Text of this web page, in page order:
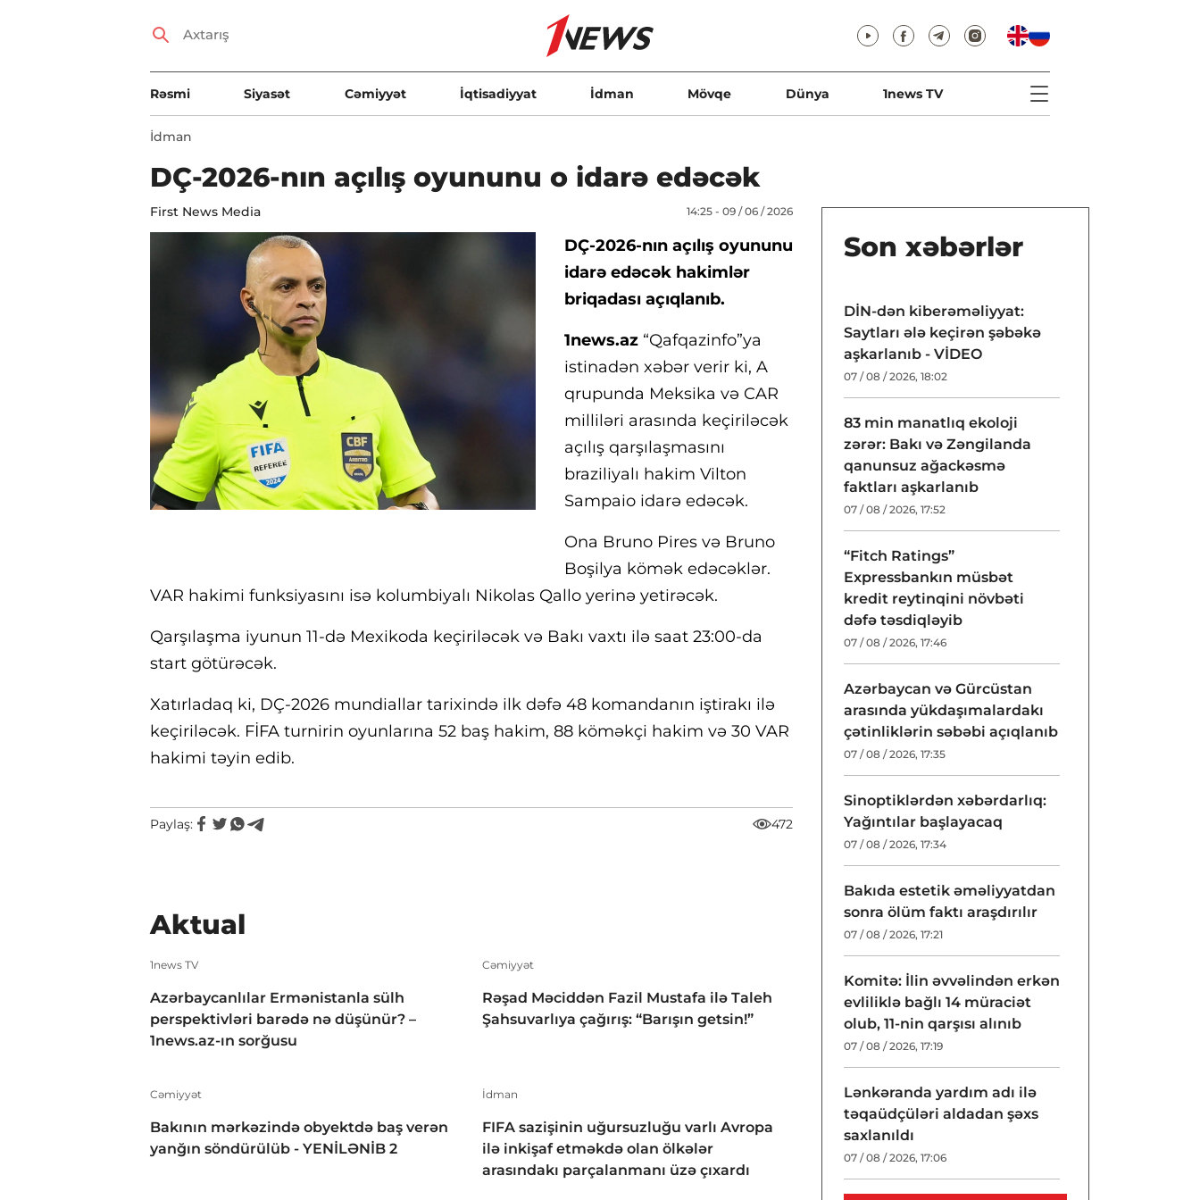
Rəsmi Siyasət Cəmiyyət İqtisadiyyat İdman Mövqe Dünya 1news TV
İdman
DÇ-2026-nın açılış oyununu o idarə edəcək
First News Media 14:25 - 09 / 06 / 2026
DÇ-2026-nın açılış oyununu
idarə edəcək hakimlər
briqadası açıqlanıb.
1news.az “Qafqazinfo”ya
istinadən xəbər verir ki, A
qrupunda Meksika və CAR
milliləri arasında keçiriləcək
açılış qarşılaşmasını
braziliyalı hakim Vilton
Sampaio idarə edəcək.
Ona Bruno Pires və Bruno
Boşilya kömək edəcəklər.
VAR hakimi funksiyasını isə kolumbiyalı Nikolas Qallo yerinə yetirəcək.
Qarşılaşma iyunun 11-də Mexikoda keçiriləcək və Bakı vaxtı ilə saat 23:00-da
start götürəcək.
Xatırladaq ki, DÇ-2026 mundiallar tarixində ilk dəfə 48 komandanın iştirakı ilə
keçiriləcək. FİFA turnirin oyunlarına 52 baş hakim, 88 köməkçi hakim və 30 VAR
hakimi təyin edib.
Paylaş: 472
Aktual
1news TV
Azərbaycanlılar Ermənistanla sülh
perspektivləri barədə nə düşünür? –
1news.az-ın sorğusu
Cəmiyyət
Rəşad Məciddən Fazil Mustafa ilə Taleh
Şahsuvarlıya çağırış: “Barışın getsin!”
Cəmiyyət
Bakının mərkəzində obyektdə baş verən
yanğın söndürülüb - YENİLƏNİB 2
İdman
FIFA sazişinin uğursuzluğu varlı Avropa
ilə inkişaf etməkdə olan ölkələr
arasındakı parçalanmanı üzə çıxardı
Son xəbərlər
DİN-dən kiberəməliyyat:
Saytları ələ keçirən şəbəkə
aşkarlanıb - VİDEO
07 / 08 / 2026, 18:02
83 min manatlıq ekoloji
zərər: Bakı və Zəngilanda
qanunsuz ağackəsmə
faktları aşkarlanıb
07 / 08 / 2026, 17:52
“Fitch Ratings”
Expressbankın müsbət
kredit reytinqini növbəti
dəfə təsdiqləyib
07 / 08 / 2026, 17:46
Azərbaycan və Gürcüstan
arasında yükdaşımalardakı
çətinliklərin səbəbi açıqlanıb
07 / 08 / 2026, 17:35
Sinoptiklərdən xəbərdarlıq:
Yağıntılar başlayacaq
07 / 08 / 2026, 17:34
Bakıda estetik əməliyyatdan
sonra ölüm faktı araşdırılır
07 / 08 / 2026, 17:21
Komitə: İlin əvvəlindən erkən
evliliklə bağlı 14 müraciət
olub, 11-nin qarşısı alınıb
07 / 08 / 2026, 17:19
Lənkəranda yardım adı ilə
təqaüdçüləri aldadan şəxs
saxlanıldı
07 / 08 / 2026, 17:06